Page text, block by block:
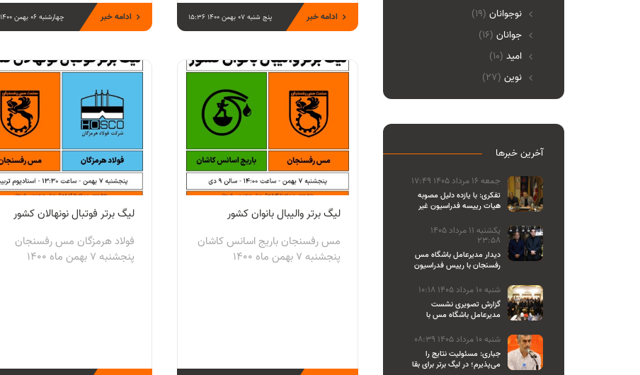
پنج شنبه 07 بهمن 1400 15:36 ادامه خبر چهارشنبه 06 بهمن 1400 19:44 ادامه خبر
لیگ برتر والیبال بانوان کشور
مس رفسنجان باریج اسانس کاشان
پنجشنبه 7 بهمن ماه 1400
لیگ برتر فوتبال نونهالان کشور
فولاد هرمزگان مس رفسنجان
پنجشنبه 7 بهمن ماه 1400
نوجوانان (19)
جوانان (16)
امید (10)
نوین (27)
آخرین خبرها
جمعه 16 مرداد 1405 17:49
تفکری: با یازده دلیل مصوبه
هیات رییسه فدراسیون غیر
یکشنبه 11 مرداد 1405
23:58
دیدار مدیرعامل باشگاه مس
رفسنجان با رییس فدراسیون
شنبه 10 مرداد 1405 10:18
گزارش تصویری نشست
مدیرعامل باشگاه مس با
شنبه 10 مرداد 1405 08:39
جباری: مسئولیت نتایج را
می‌پذیرم؛ در لیگ برتر برای بقا